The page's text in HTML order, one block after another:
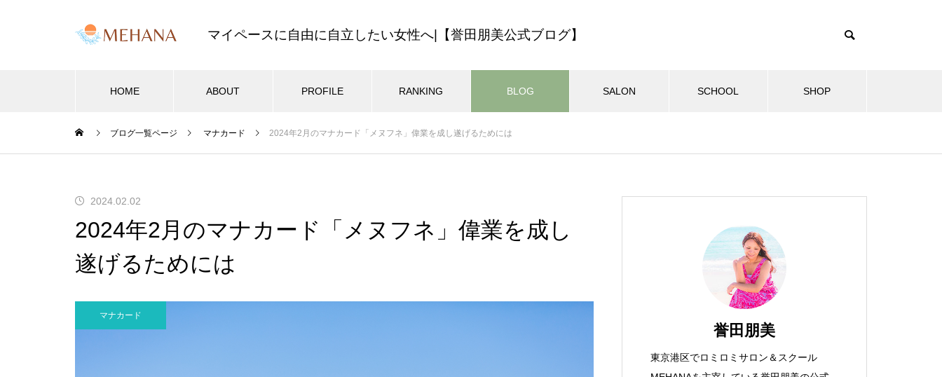
マイペースに自由に自立したい女性へ|【誉田朋美公式ブログ】
HOME ABOUT PROFILE RANKING BLOG SALON SCHOOL SHOP
セラピストブログ ハワイの教え ロミロミサロン
ィバルに参加！
り返ってみました
第2回飛鳥山ハワイフェスティ
ハワイを感じた知床旅行①
最近の記事
近隣サロンを参考にしない料金設
定が成功の秘訣
サロン開業経営のバイブル！無料
2024.11.08
迷いをなくす一番の方法
2024年も飛鳥山ハワイフェスティ
バルに参加！
ハワイ伝統マッサージのロミロミ
ブログ一覧ページ マナカード 2024年2月のマナカード「メヌフネ」偉業を成し遂げるためには
2024.02.02
2024年2月のマナカード「メヌフネ」偉業を成し
遂げるためには
マナカード
誉田朋美
東京港区でロミロミサロン＆スクール